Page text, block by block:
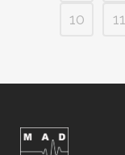
10
11